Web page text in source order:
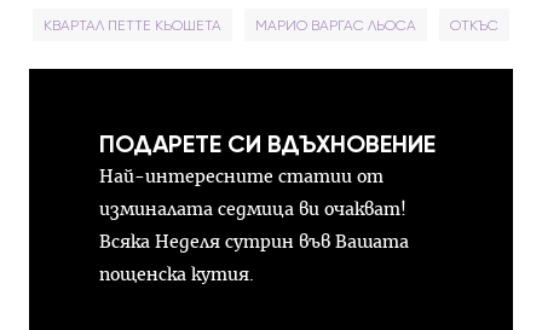
КВАРТАЛ ПЕТТЕ КЬОШЕТА МАРИО ВАРГАС ЛЬОСА ОТКЪС
ПОДАРЕТЕ СИ ВДЪХНОВЕНИЕ
Най-интересните статии от
изминалата седмица ви очакват!
Всяка Неделя сутрин във Вашата
пощенска кутия.